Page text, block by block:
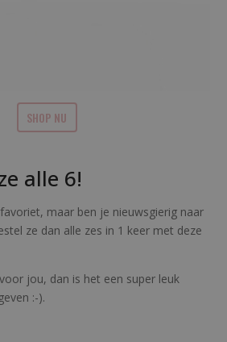
SHOP NU
alle 6!
maar ben je nieuwsgierig naar
ze dan alle zes in 1 keer met deze
jou, dan is het een super leuk
:-).